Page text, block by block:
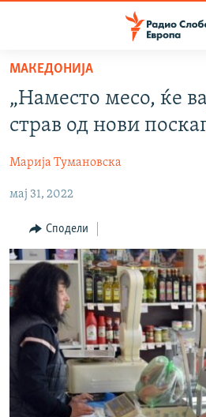
Оди
содржината
Оди
главната
Премини
СВЕТ
ВИЗУЕЛНО
ВЕСТИ
ШТО ТРЕБА ДА ЗНАЕТЕ
ПРИЈАВИ СЕ ЗА ЊУЗЛЕТЕР
ПОДКАСТ ЗОШТО?
СЛЕДЕТЕ НЕ
РСЕ веб страници
МАКЕДОНИЈА
„Наместо месо, ќе
страв од нови
Марија Тумановска
мај 31, 2022
Сподели